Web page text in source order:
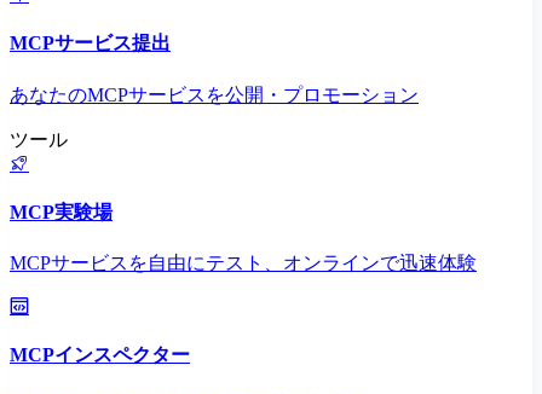
MCPサービス提出
あなたのMCPサービスを公開・プロモーション
ツール
MCP実験場
MCPサービスを自由にテスト、オンラインで迅速体験
MCPインスペクター